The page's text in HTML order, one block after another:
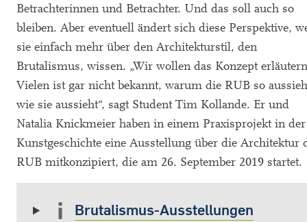
Betrachterinnen und Betrachter. Und das soll auch so
bleiben. Aber eventuell ändert sich diese Perspektive,
sie einfach mehr über den Architekturstil, den
Brutalismus, wissen. „Wir wollen das Konzept
Vielen ist gar nicht bekannt, warum die RUB so
wie sie aussieht“, sagt Student Tim Kollande. Er und
Natalia Knickmeier haben in einem Praxisprojekt in der
Kunstgeschichte eine Ausstellung über die Architektur
RUB mitkonzipiert, die am 26. September 2019 startet.
Brutalismus-Ausstellungen